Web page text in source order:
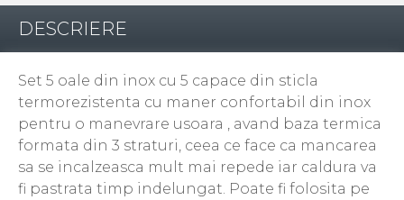
DESCRIERE
Set 5 oale din inox cu 5 capace din sticla
termorezistenta cu maner confortabil din inox
pentru o manevrare usoara , avand baza termica
formata din 3 straturi, ceea ce face ca mancarea
sa se incalzeasca mult mai repede iar caldura va
fi pastrata timp indelungat. Poate fi folosita pe